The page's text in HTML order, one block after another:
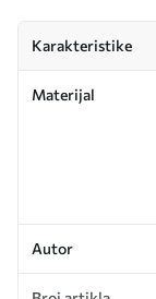
Karakteristike
Materijal
Autor